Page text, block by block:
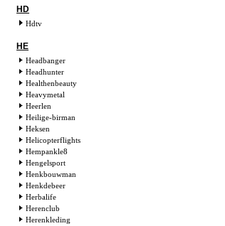
HD
Hdtv
HE
Headbanger
Headhunter
Healthenbeauty
Heavymetal
Heerlen
Heilige-birman
Heksen
Helicopterflights
Hempankle8
Hengelsport
Henkbouwman
Henkdebeer
Herbalife
Herenclub
Herenkleding